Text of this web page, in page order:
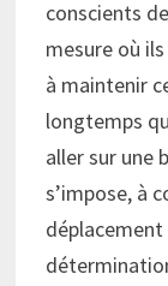
conscients
mesure où
à maintenir
longtemps
aller sur une
s’impose, à